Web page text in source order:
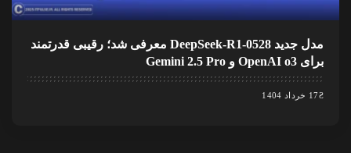
مدل جدید DeepSeek-R1-0528 معرفی شد؛ رقیبی قدرتمند
برای OpenAI o3 و Gemini 2.5 Pro
17 خرداد 1404